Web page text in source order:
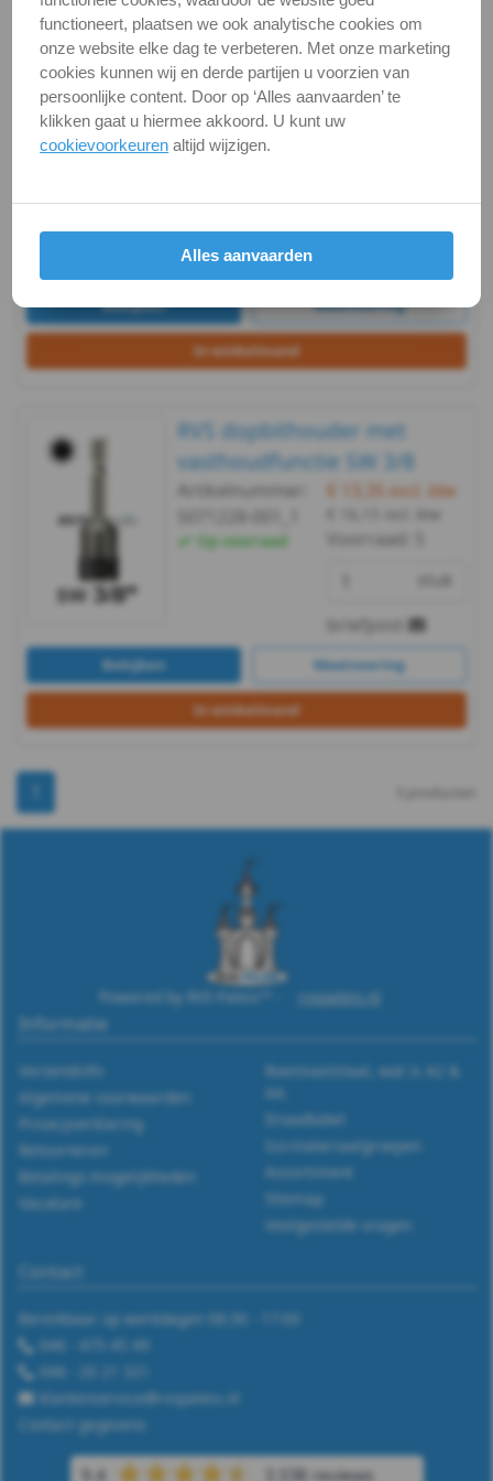
Touw
-
Seilflechter
RVS dopbithouder met
vasthoudfunctie SW 13
Artikelnummer:
5071225-001_1
€ 18,39
Bekijken Maatvoering
In winkelmand
RVS dopbithouder met
vasthoudfunctie SW 3/8
Artikelnummer:
Op voorraad
€ 13,35 excl. btw
incl. btw
Voorraad:
briefpost
Bekijken Maatvoering
In winkelmand
Powered by RVS Paleis™ - rvspaleis.nl
Informatie
Verzendinfo
Algemene voorwaarden
Privacyverklaring
Retourneren
Betalings-mogelijkheden
Vacature
Roestvaststaal, wat is A2 &
A4.
Draadtabel
Iso-materiaalgroepen
Assortiment
Sitemap
Veelgestelde vragen
Contact
Bereikbaar op werkdagen 08:30 - 17:00
046 - 475 45 49
046 - 20 21 321
klantenservice@rvspaleis.nl
Contact gegevens
9.4 3.338 reviews
functioneert, plaatsen we ook analytische cookies om
onze website elke dag te verbeteren. Met onze marketing
cookies kunnen wij en derde partijen u voorzien van
persoonlijke content. Door op ‘Alles aanvaarden’ te
klikken gaat u hiermee akkoord. U kunt uw
cookievoorkeuren altijd wijzigen.
Alles aanvaarden